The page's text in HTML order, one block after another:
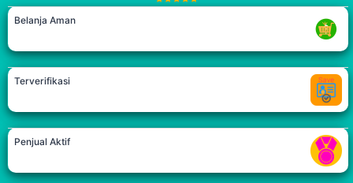
Belanja Aman
Terverifikasi
Penjual Aktif